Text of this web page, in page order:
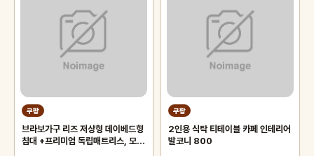
쿠팡
브라보가구 리즈 저상형 데이베드형
침대 +프리미엄 독립매트리스, 모카
쿠팡
2인용 식탁 티테이블 카페 인테리어
발코니 800